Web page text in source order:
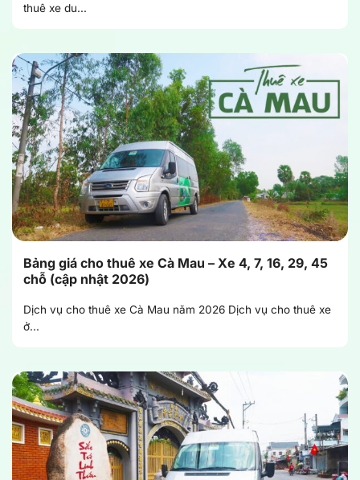
thuê xe du...
Bảng giá cho thuê xe Cà Mau – Xe 4, 7, 16, 29, 45
chỗ (cập nhật 2026)
Dịch vụ cho thuê xe Cà Mau năm 2026 Dịch vụ cho thuê xe
ở...